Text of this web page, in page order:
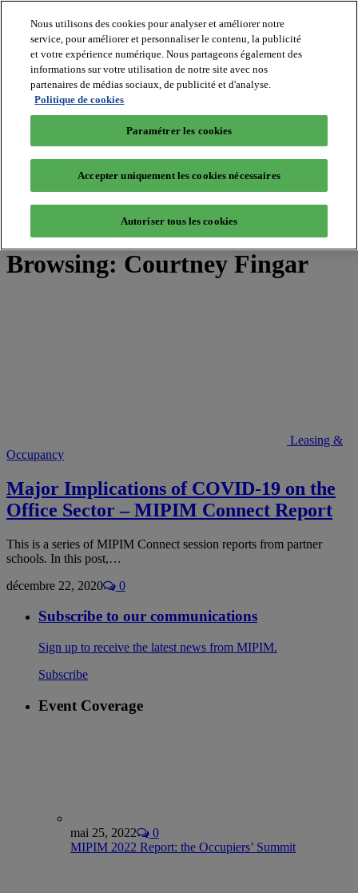
MIPIM WorldBlog
Navigate
MIPIM
Posts Tagged "Courtney Fingar"
Browsing: Courtney Fingar
Leasing &
Occupancy
Major Implications of COVID-19 on the
Office Sector – MIPIM Connect Report
This is a series of MIPIM Connect session reports from partner
schools. In this post,…
décembre 22, 2020
0
Subscribe to our communications
Sign up to receive the latest news from MIPIM.
Subscribe
Event Coverage
mai 25, 2022
0
MIPIM 2022 Report: the Occupiers’ Summit
Nous utilisons des cookies pour analyser et améliorer notre
service, pour améliorer et personnaliser le contenu, la publicité
et votre expérience numérique. Nous partageons également des
informations sur votre utilisation de notre site avec nos
partenaires de médias sociaux, de publicité et d'analyse.
Politique de cookies
Paramétrer les cookies
Accepter uniquement les cookies nécessaires
Autoriser tous les cookies